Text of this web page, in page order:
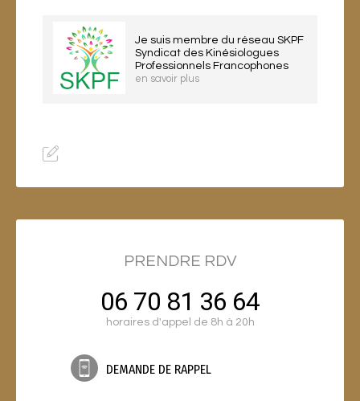
Je suis membre du réseau SKPF
Syndicat des Kinésiologues
Professionnels Francophones
en savoir plus
PRENDRE RDV
06 70 81 36 64
horaires d'appel de 8h à 20h
DEMANDE DE RAPPEL